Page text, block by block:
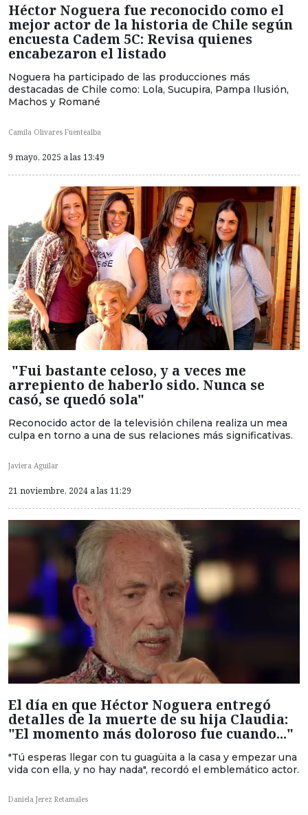
Héctor Noguera fue reconocido como el
mejor actor de la historia de Chile según
encuesta Cadem 5C: Revisa quienes
encabezaron el listado
Noguera ha participado de las producciones más
destacadas de Chile como: Lola, Sucupira, Pampa Ilusión,
Machos y Romané
Camila Olivares Fuentealba
9 mayo, 2025 a las 13:49
"Fui bastante celoso, y a veces me
arrepiento de haberlo sido. Nunca se
casó, se quedó sola"
Reconocido actor de la televisión chilena realiza un mea
culpa en torno a una de sus relaciones más significativas.
Javiera Aguilar
21 noviembre, 2024 a las 11:29
El día en que Héctor Noguera entregó
detalles de la muerte de su hija Claudia:
"El momento más doloroso fue cuando..."
"Tú esperas llegar con tu guagüita a la casa y empezar una
vida con ella, y no hay nada", recordó el emblemático actor.
Daniela Jerez Retamales